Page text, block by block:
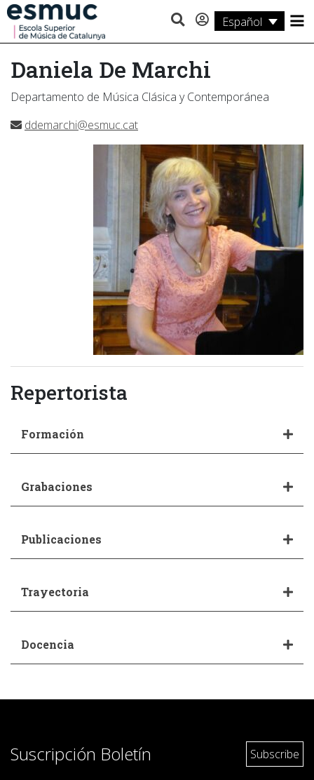
Español
Estudios
Investigación
Servicios
Daniela De Marchi
Departamento de Música Clásica y Contemporánea
ddemarchi@esmuc.cat
Repertorista
Formación
Grabaciones
Publicaciones
Trayectoria
Docencia
Suscripción Boletín